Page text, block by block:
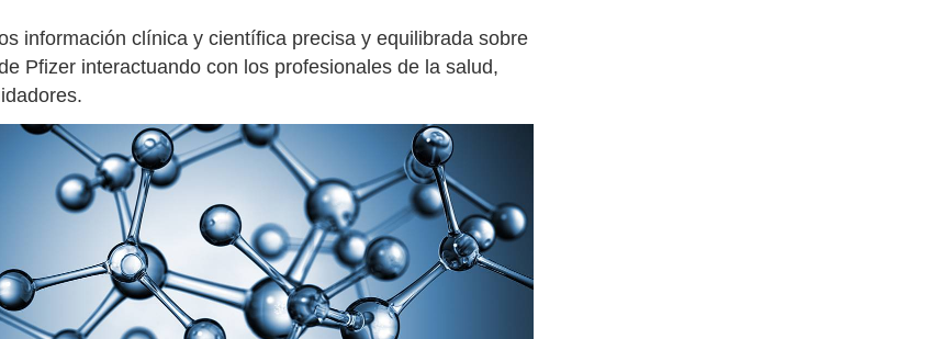
información clínica y científica precisa y equilibrada sobre
Pfizer interactuando con los profesionales de la salud,